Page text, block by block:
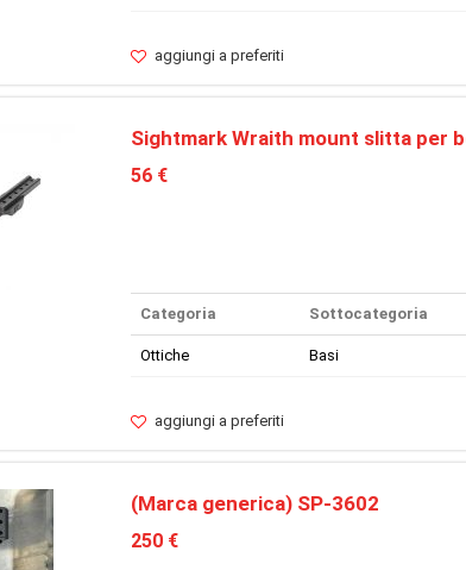
aggiungi a preferiti
Sightmark Wraith mount slitta per
56 €
Categoria Sottocategoria
Ottiche Basi
aggiungi a preferiti
(Marca generica) SP-3602
250 €